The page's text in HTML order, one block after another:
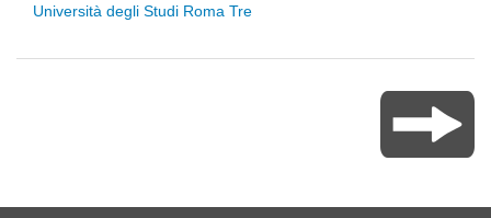
Università degli Studi Roma Tre